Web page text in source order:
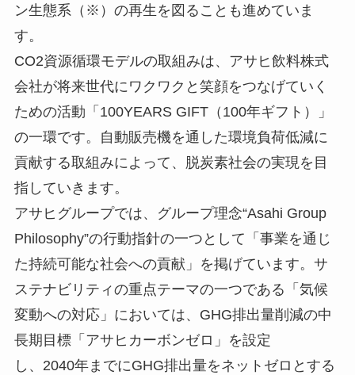
ン生態系（※）の再生を図ることも進めていま
す。
CO2資源循環モデルの取組みは、アサヒ飲料株式
会社が将来世代にワクワクと笑顔をつなげていく
ための活動「100YEARS GIFT（100年ギフト）」
の一環です。自動販売機を通した環境負荷低減に
貢献する取組みによって、脱炭素社会の実現を目
指していきます。
アサヒグループでは、グループ理念“Asahi Group
Philosophy”の行動指針の一つとして「事業を通じ
た持続可能な社会への貢献」を掲げています。サ
ステナビリティの重点テーマの一つである「気候
変動への対応」においては、GHG排出量削減の中
長期目標「アサヒカーボンゼロ」を設定
し、2040年までにGHG排出量をネットゼロとする